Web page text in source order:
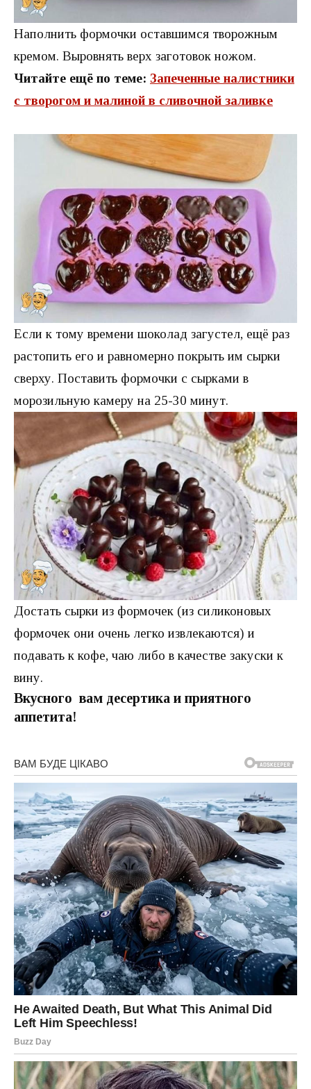
Наполнить формочки оставшимся творожным
кремом. Выровнять верх заготовок ножом.
Читайте ещё по теме: Запеченные налистники
с творогом и малиной в сливочной заливке
Если к тому времени шоколад загустел, ещё раз
растопить его и равномерно покрыть им сырки
сверху. Поставить формочки с сырками в
морозильную камеру на 25-30 минут.
Достать сырки из формочек (из силиконовых
формочек они очень легко извлекаются) и
подавать к кофе, чаю либо в качестве закуски к
вину.
Вкусного вам десертика и приятного
аппетита!